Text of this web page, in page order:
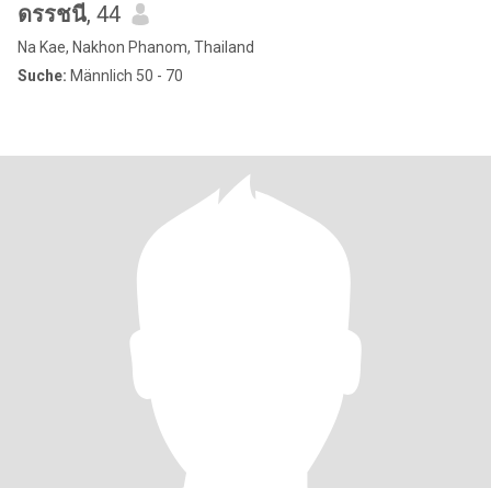
ดรรชนี, 44
Na Kae, Nakhon Phanom, Thailand
Suche: Männlich 50 - 70